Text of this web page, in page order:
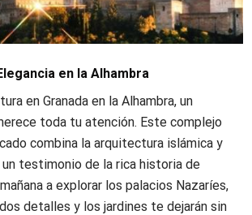
en la Alhambra
en Granada en la Alhambra, un
toda tu atención. Este complejo
combina la arquitectura islámica y
testimonio de la rica historia de
a explorar los palacios Nazaríes,
detalles y los jardines te dejarán sin